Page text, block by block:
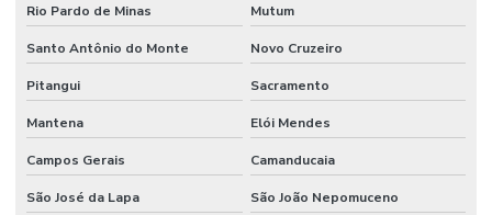
Rio Pardo de Minas Mutum
Santo Antônio do Monte Novo Cruzeiro
Pitangui Sacramento
Mantena Elói Mendes
Campos Gerais Camanducaia
São José da Lapa São João Nepomuceno